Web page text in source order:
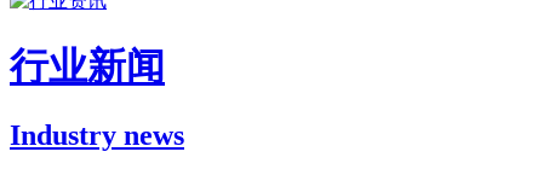
行业新闻
Industry news